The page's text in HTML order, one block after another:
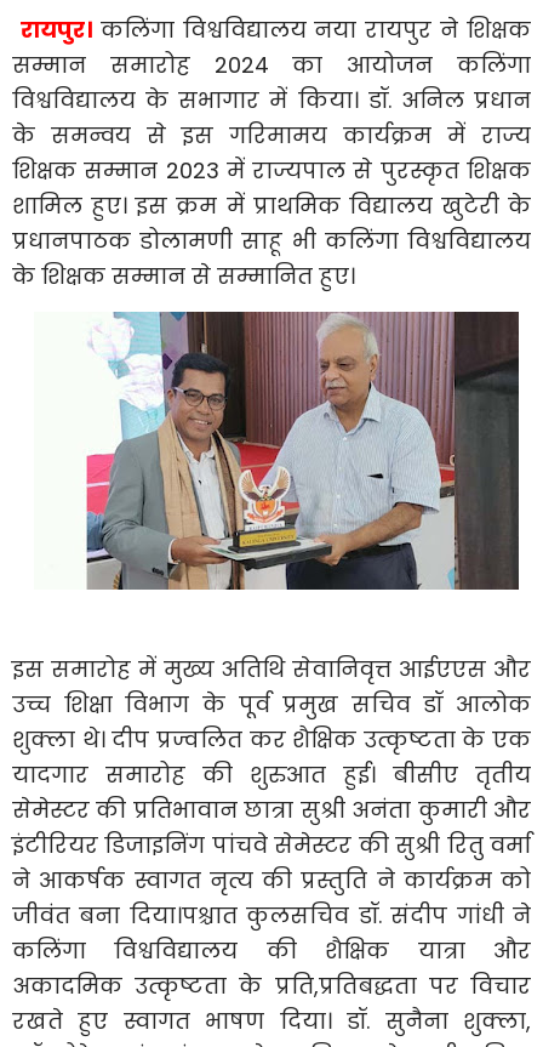
रायपुर।कलिंगा विश्वविद्यालय नया रायपुर ने शिक्षक
सम्मान समारोह 2024 का आयोजन कलिंगा
विश्वविद्यालय के सभागार में किया। डॉ. अनिल प्रधान
के समन्वय से इस गरिमामय कार्यक्रम में राज्य
शिक्षक सम्मान 2023 में राज्यपाल से पुरस्कृत शिक्षक
शामिल हुए। इस क्रम में प्राथमिक विद्यालय खुटेरी के
प्रधानपाठक डोलामणी साहू भी कलिंगा विश्वविद्यालय
के शिक्षक सम्मान से सम्मानित हुए।
इस समारोह में मुख्य अतिथि सेवानिवृत्त आईएएस और
उच्च शिक्षा विभाग के पूर्व प्रमुख सचिव डॉ आलोक
शुक्ला थे। दीप प्रज्वलित कर शैक्षिक उत्कृष्टता के एक
यादगार समारोह की शुरुआत हुई। बीसीए तृतीय
सेमेस्टर की प्रतिभावान छात्रा सुश्री अनंता कुमारी और
इंटीरियर डिजाइनिंग पांचवे सेमेस्टर की सुश्री रितु वर्मा
ने आकर्षक स्वागत नृत्य की प्रस्तुति ने कार्यक्रम को
जीवंत बना दिया।पश्चात कुलसचिव डॉ. संदीप गांधी ने
कलिंगा विश्वविद्यालय की शैक्षिक यात्रा और
अकादमिक उत्कृष्टता के प्रति,प्रतिबद्धता पर विचार
रखते हुए स्वागत भाषण दिया। डॉ. सुनैना शुक्ला,